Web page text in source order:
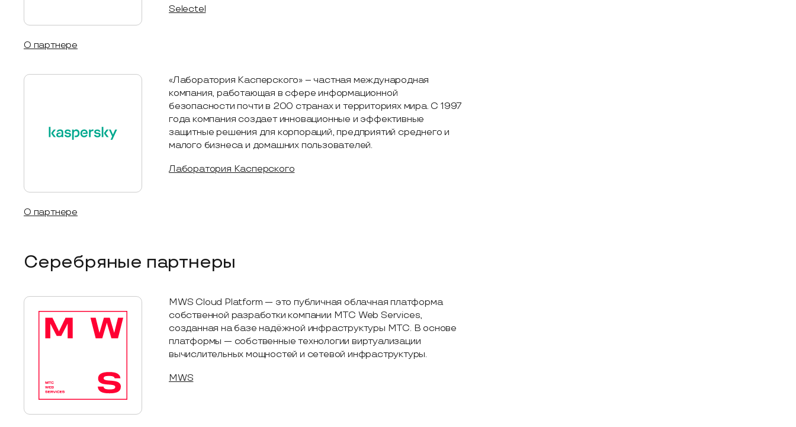
Selectel
О партнере
«Лаборатория Касперского» – частная международная
компания, работающая в сфере информационной
безопасности почти в 200 странах и территориях мира. С 1997
года компания создает инновационные и эффективные
защитные решения для корпораций, предприятий среднего и
малого бизнеса и домашних пользователей.
Лаборатория Касперского
О партнере
Серебряные партнеры
MWS Cloud Platform — это публичная облачная платформа
собственной разработки компании МТС Web Services,
созданная на базе надёжной инфраструктуры МТС. В основе
платформы — собственные технологии виртуализации
вычислительных мощностей и сетевой инфраструктуры.
MWS